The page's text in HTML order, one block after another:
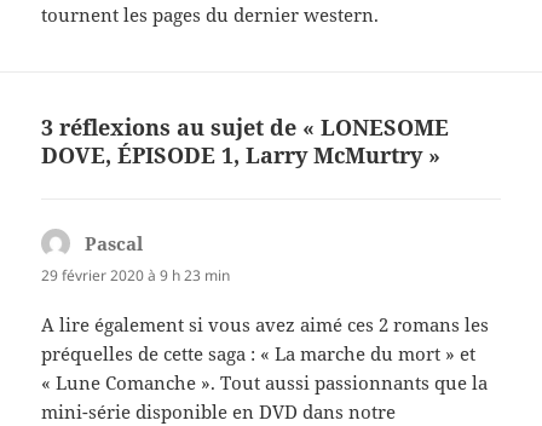
tournent les pages du dernier western.
3 réflexions au sujet de « LONESOME
DOVE, ÉPISODE 1, Larry McMurtry »
Pascal
29 février 2020 à 9 h 23 min
A lire également si vous avez aimé ces 2 romans les
préquelles de cette saga : « La marche du mort » et
« Lune Comanche ». Tout aussi passionnants que la
mini-série disponible en DVD dans notre